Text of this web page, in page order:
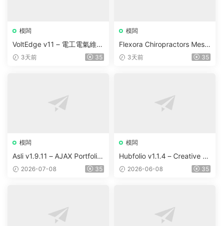
模闆
VoltEdge v11 – 電工電氣維修
WordPress 主題
3天前 35
模闆
Flexora Chiropractors Mess
age and Physical Therapist
3天前 35
模闆
Asli v1.9.11 – AJAX Portfolio
Elementor WordPress Them
2026-07-08 35
模闆
Hubfolio v1.1.4 – Creative P
ortfolio & Digital Agency Wo
2026-06-08 35